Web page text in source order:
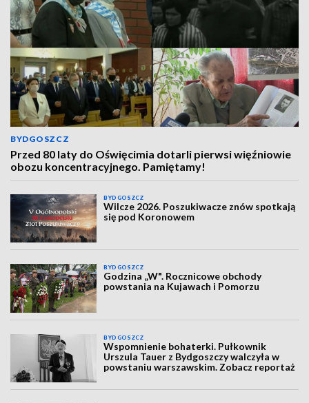
BYDGOSZCZ
Przed 80 laty do Oświęcimia dotarli pierwsi więźniowie
obozu koncentracyjnego. Pamiętamy!
BYDGOSZCZ
Wilcze 2026. Poszukiwacze znów spotkają
się pod Koronowem
BYDGOSZCZ
Godzina „W". Rocznicowe obchody
powstania na Kujawach i Pomorzu
BYDGOSZCZ
Wspomnienie bohaterki. Pułkownik
Urszula Tauer z Bydgoszczy walczyła w
powstaniu warszawskim. Zobacz reportaż